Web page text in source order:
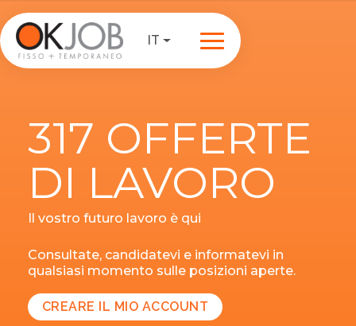
IT
317 OFFERTE
DI LAVORO
Il vostro futuro lavoro è qui
Consultate, candidatevi e informatevi in
qualsiasi momento sulle posizioni aperte.
CREARE IL MIO ACCOUNT